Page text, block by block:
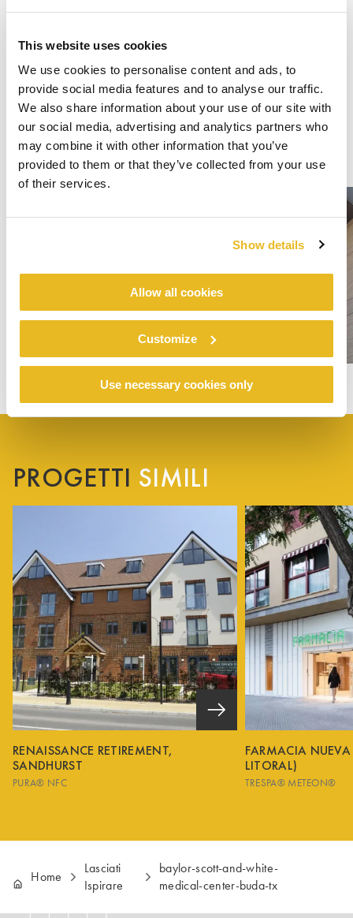
This website uses cookies
We use cookies to personalise content and ads, to
provide social media features and to analyse our traffic.
We also share information about your use of our site with
our social media, advertising and analytics partners who
may combine it with other information that you’ve
provided to them or that they’ve collected from your use
of their services.
Show details
Allow all cookies
Customize
Use necessary cookies only
PROGETTI SIMILI
RENAISSANCE RETIREMENT,
SANDHURST
PURA® NFC
FARMACIA
LITORAL)
TRESPA® METEON®
Home
Lasciati
Ispirare
baylor-scott-and-white-
medical-center-buda-tx